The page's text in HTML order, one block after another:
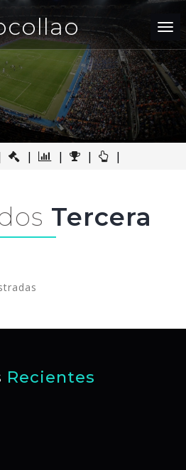
| | | |
Tercera
Recientes